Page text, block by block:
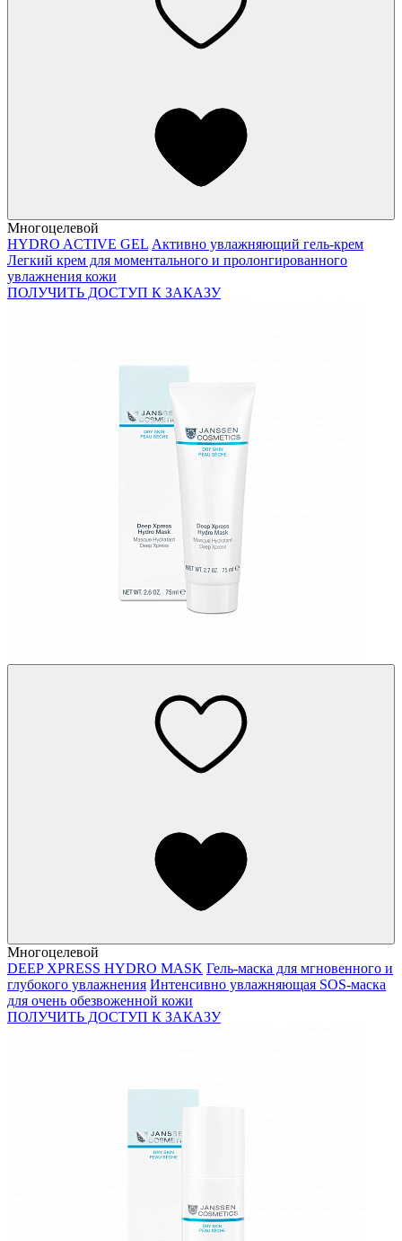
Многоцелевой
HYDRO ACTIVE GEL Активно увлажняющий гель-крем
Легкий крем для моментального и пролонгированного
увлажнения кожи
ПОЛУЧИТЬ ДОСТУП К ЗАКАЗУ
Многоцелевой
DEEP XPRESS HYDRO MASK Гель-маска для мгновенного и
глубокого увлажнения Интенсивно увлажняющая SOS-маска
для очень обезвоженной кожи
ПОЛУЧИТЬ ДОСТУП К ЗАКАЗУ